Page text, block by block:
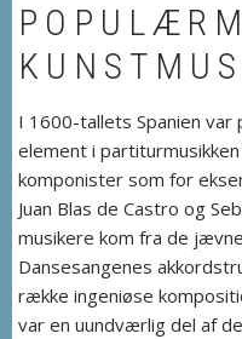
I 1600-tallets Spanien
element i
komponister som for
Juan Blas de Castro og
musikere kom fra de
Dansesangenes
række ingeniøse
var en uundværlig del af